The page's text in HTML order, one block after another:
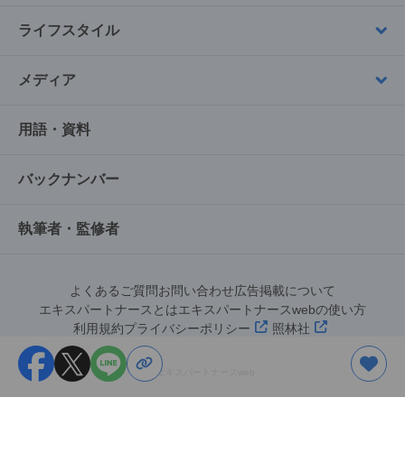
ライフスタイル
メディア
用語・資料
バックナンバー
執筆者・監修者
よくあるご質問お問い合わせ広告掲載について
エキスパートナースとはエキスパートナースwebの使い方
利用規約プライバシーポリシー 照林社
©︎エキスパートナースweb